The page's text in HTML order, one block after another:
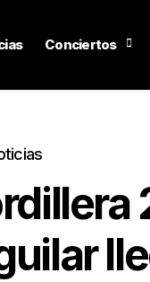
Conciertos